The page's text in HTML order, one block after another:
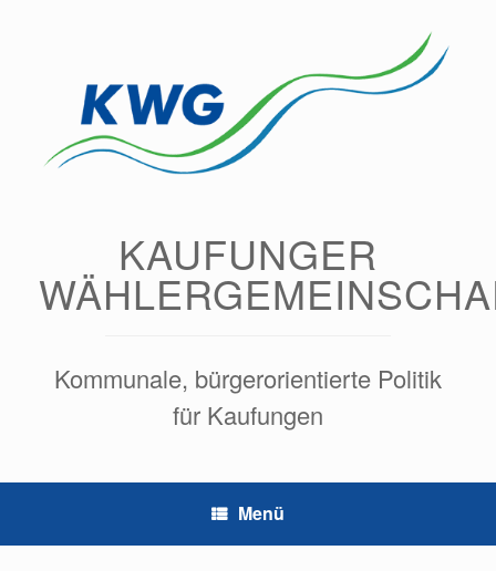
KAUFUNGER
Kommunale, bürgerorientierte Politik
für Kaufungen
Menü